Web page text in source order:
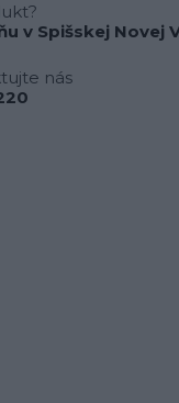
v Spišskej Novej
nás